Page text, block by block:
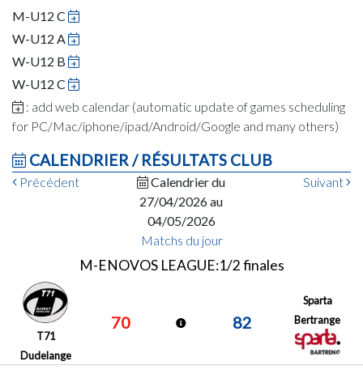
M-U12 C
W-U12 A
W-U12 B
W-U12 C
: add web calendar (automatic update of games scheduling
for PC/Mac/iphone/ipad/Android/Google and many others)
CALENDRIER / RÉSULTATS CLUB
Précédent
Calendrier du
27/04/2026 au
04/05/2026
Suivant
Matchs du jour
M-ENOVOS LEAGUE:1/2 finales
T71
Dudelange
70 82
Sparta
Bertrange